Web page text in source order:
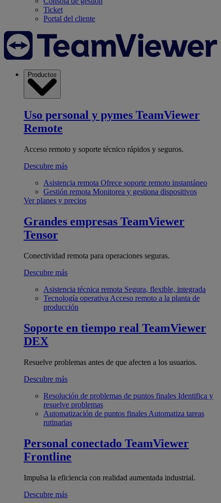
Ticket
Portal del cliente
Productos
Uso personal y pymes TeamViewer
Remote
Acceso remoto y soporte técnico rápidos y seguros.
Descubre más
Asistencia remota Ofrece soporte remoto instantáneo
Gestión remota Monitorea y gestiona dispositivos
Ver planes y precios
Grandes empresas TeamViewer
Tensor
Conectividad remota para operaciones seguras.
Descubre más
Asistencia técnica remota Segura, flexible, integrada
Tecnología operativa Acceso remoto a la planta de
producción
Soporte en tiempo real TeamViewer
DEX
Resuelve problemas antes de que afecten a los usuarios.
Descubre más
Resolución de problemas de puntos finales Identifica y
resuelve problemas
Automatización de puntos finales Automatiza tareas
rutinarias
Personal conectado TeamViewer
Frontline
Impulsa la eficiencia con realidad aumentada industrial.
Descubre más